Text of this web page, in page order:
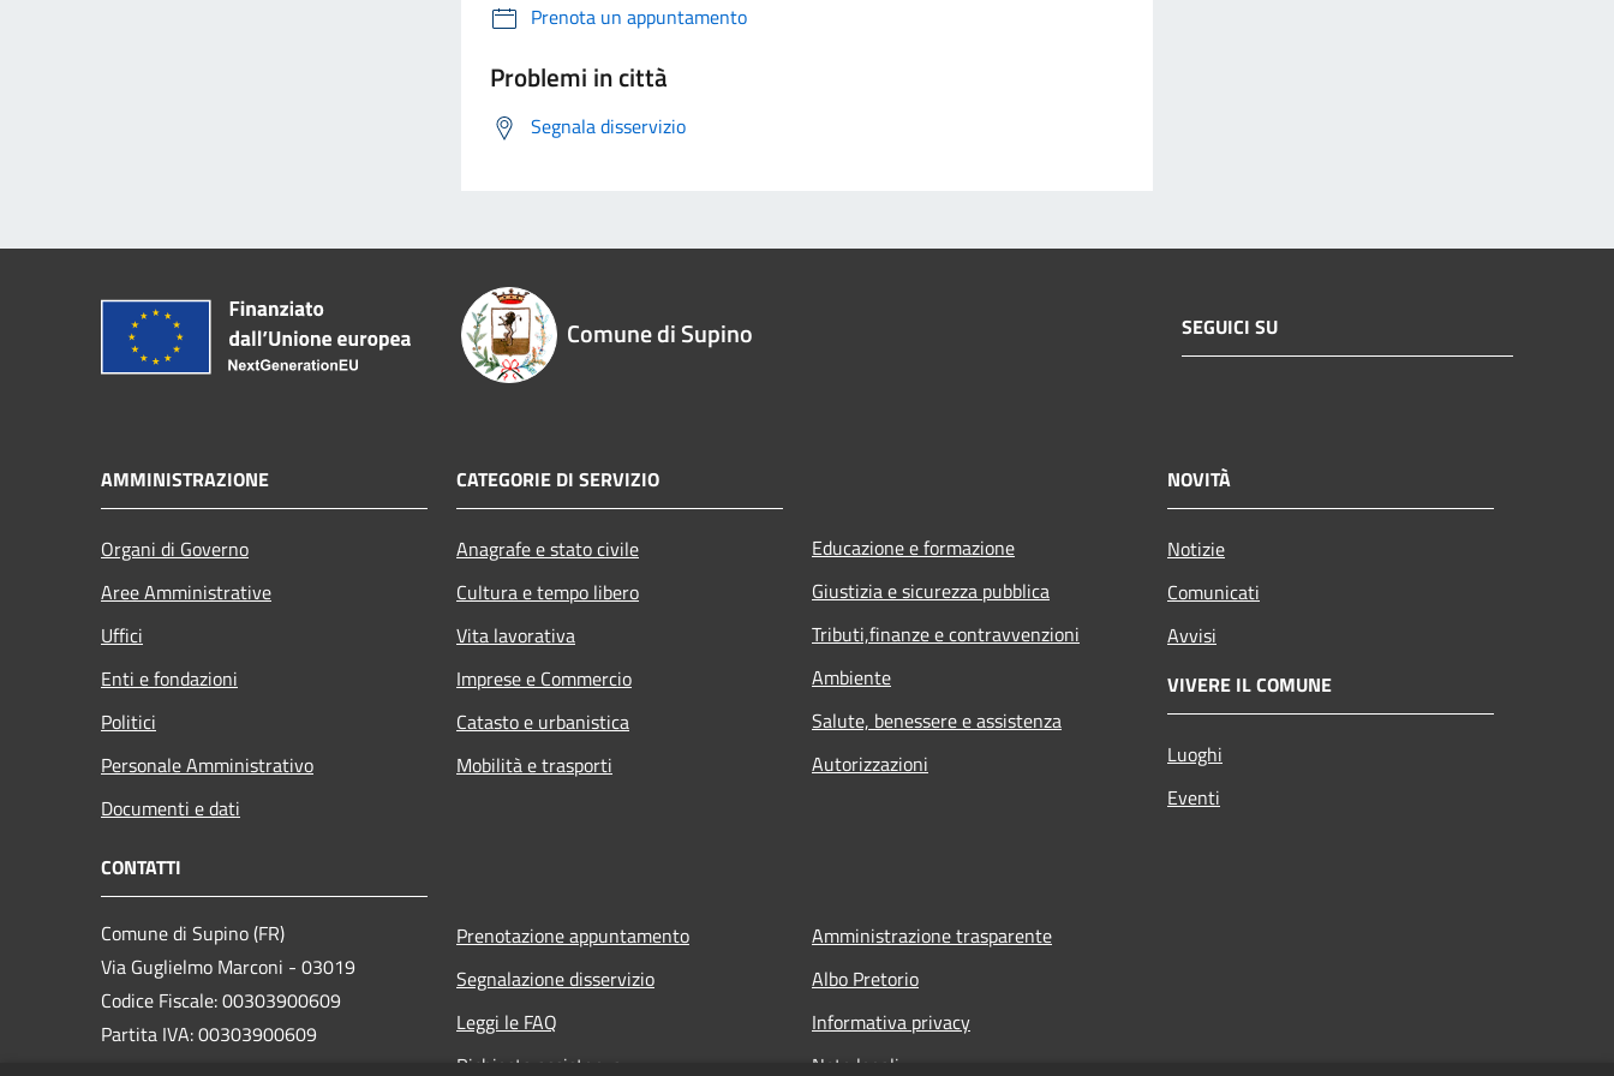
Prenota un appuntamento
Problemi in città
Segnala disservizio
Comune di Supino SEGUICI SU
AMMINISTRAZIONE
Organi di Governo
Aree Amministrative
Uffici
Enti e fondazioni
Politici
Personale Amministrativo
Documenti e dati
CATEGORIE DI SERVIZIO
Anagrafe e stato civile
Cultura e tempo libero
Vita lavorativa
Imprese e Commercio
Catasto e urbanistica
Mobilità e trasporti
Educazione e formazione
Giustizia e sicurezza pubblica
Tributi,finanze e contravvenzioni
Ambiente
Salute, benessere e assistenza
Autorizzazioni
NOVITÀ
Notizie
Comunicati
Avvisi
VIVERE IL COMUNE
Luoghi
Eventi
CONTATTI
Comune di Supino (FR)
Via Guglielmo Marconi - 03019
Codice Fiscale: 00303900609
Partita IVA: 00303900609
Prenotazione appuntamento
Segnalazione disservizio
Leggi le FAQ
Richiesta assistenza
Amministrazione trasparente
Albo Pretorio
Informativa privacy
Note legali